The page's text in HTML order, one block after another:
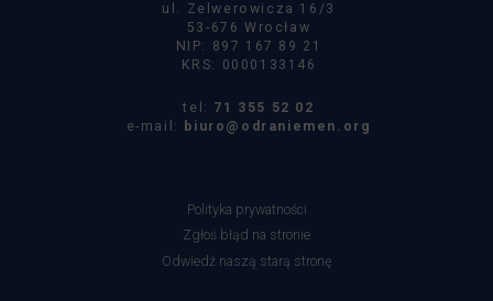
ul. Zelwerowicza 16/3
53-676 Wrocław
NIP: 897 167 89 21
KRS: 0000133146
tel: 71 355 52 02
e-mail:
biuro@odraniemen.org
Polityka prywatności
Zgłoś błąd na stronie
Odwiedź naszą starą stronę